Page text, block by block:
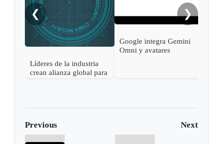
❮
Líderes de la industria
crean alianza global para
Google integra Gemini
Omni y avatares
❯
Previous Next